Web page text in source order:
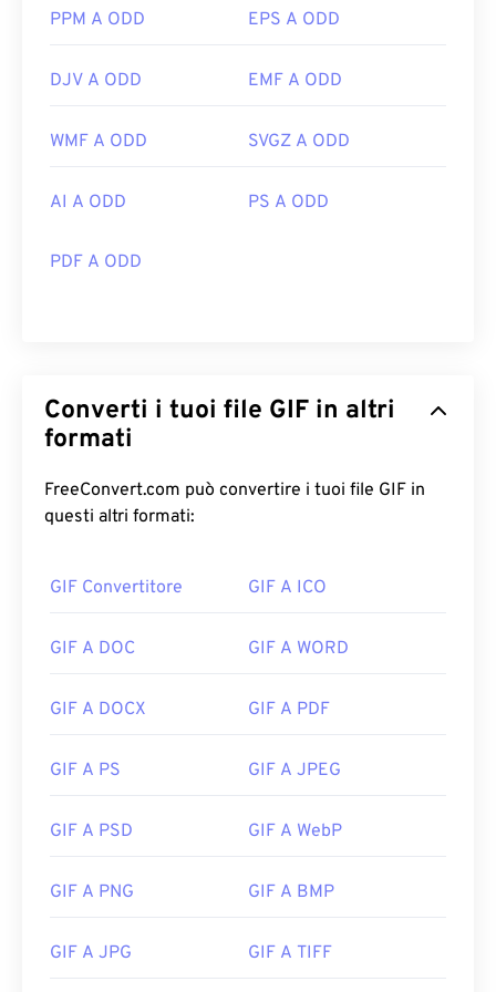
PPM A ODD EPS A ODD
DJV A ODD EMF A ODD
WMF A ODD SVGZ A ODD
AI A ODD PS A ODD
PDF A ODD
Converti i tuoi file GIF in altri
formati
FreeConvert.com può convertire i tuoi file GIF in
questi altri formati:
GIF Convertitore GIF A ICO
GIF A DOC GIF A WORD
GIF A DOCX GIF A PDF
GIF A PS GIF A JPEG
GIF A PSD GIF A WebP
GIF A PNG GIF A BMP
GIF A JPG GIF A TIFF